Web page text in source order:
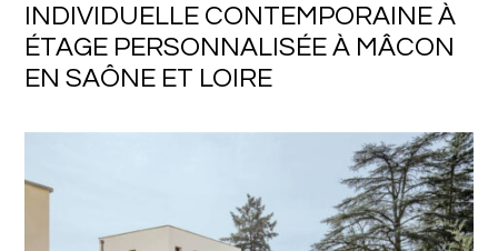
INDIVIDUELLE CONTEMPORAINE À
ÉTAGE PERSONNALISÉE À MÂCON
EN SAÔNE ET LOIRE